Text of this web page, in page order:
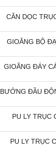
CĂN DỌC
GIOĂNG BỘ
GIOĂNG ĐÁY
BƯỞNG ĐẦU
PU LY TRỤC
PU LY TRỤC